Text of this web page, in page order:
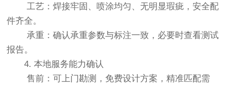
工艺：焊接牢固、喷涂均匀、无明显瑕疵，安全配
件齐全。
承重：确认承重参数与标注一致，必要时查看测试
报告。
4. 本地服务能力确认
售前：可上门勘测，免费设计方案，精准匹配需